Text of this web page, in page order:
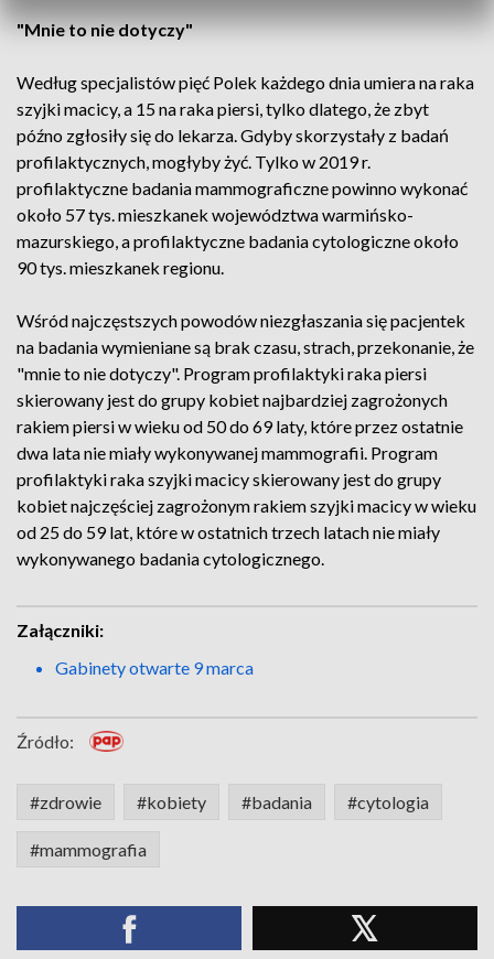
"Mnie to nie dotyczy"
Według specjalistów pięć Polek każdego dnia umiera na raka
szyjki macicy, a 15 na raka piersi, tylko dlatego, że zbyt
późno zgłosiły się do lekarza. Gdyby skorzystały z badań
profilaktycznych, mogłyby żyć. Tylko w 2019 r.
profilaktyczne badania mammograficzne powinno wykonać
około 57 tys. mieszkanek województwa warmińsko-
mazurskiego, a profilaktyczne badania cytologiczne około
90 tys. mieszkanek regionu.
Wśród najczęstszych powodów niezgłaszania się pacjentek
na badania wymieniane są brak czasu, strach, przekonanie, że
"mnie to nie dotyczy". Program profilaktyki raka piersi
skierowany jest do grupy kobiet najbardziej zagrożonych
rakiem piersi w wieku od 50 do 69 laty, które przez ostatnie
dwa lata nie miały wykonywanej mammografii. Program
profilaktyki raka szyjki macicy skierowany jest do grupy
kobiet najczęściej zagrożonym rakiem szyjki macicy w wieku
od 25 do 59 lat, które w ostatnich trzech latach nie miały
wykonywanego badania cytologicznego.
Załączniki:
Gabinety otwarte 9 marca
Źródło:
#zdrowie #kobiety #badania #cytologia
#mammografia